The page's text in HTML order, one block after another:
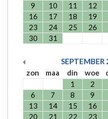
9
10 11 12
16
17 18 19
23
24 25 26
30
31
SEPTEMBER
zon
maa din woe
1
2
6
7 8 9
13
14 15 16
20
21 22 23